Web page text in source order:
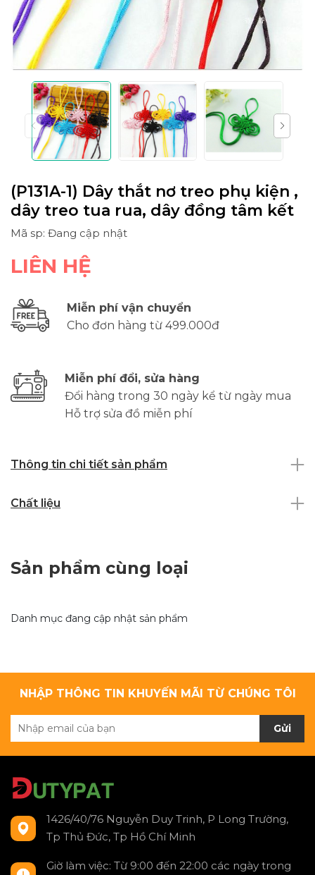
(P131A-1) Dây thắt nơ treo phụ kiện ,
dây treo tua rua, dây đồng tâm kết
Mã sp: Đang cập nhật
LIÊN HỆ
Miễn phí vận chuyển
Cho đơn hàng từ 499.000đ
Miễn phí đổi, sửa hàng
Đổi hàng trong 30 ngày kể từ ngày mua
Hỗ trợ sửa đồ miễn phí
Thông tin chi tiết sản phẩm
Chất liệu
Sản phẩm cùng loại
Danh mục đang cập nhật sản phẩm
NHẬP THÔNG TIN KHUYẾN MÃI TỪ CHÚNG TÔI
Gửi
1426/40/76 Nguyễn Duy Trinh, P Long Trường,
Tp Thủ Đức, Tp Hồ Chí Minh
Giờ làm việc: Từ 9:00 đến 22:00 các ngày trong